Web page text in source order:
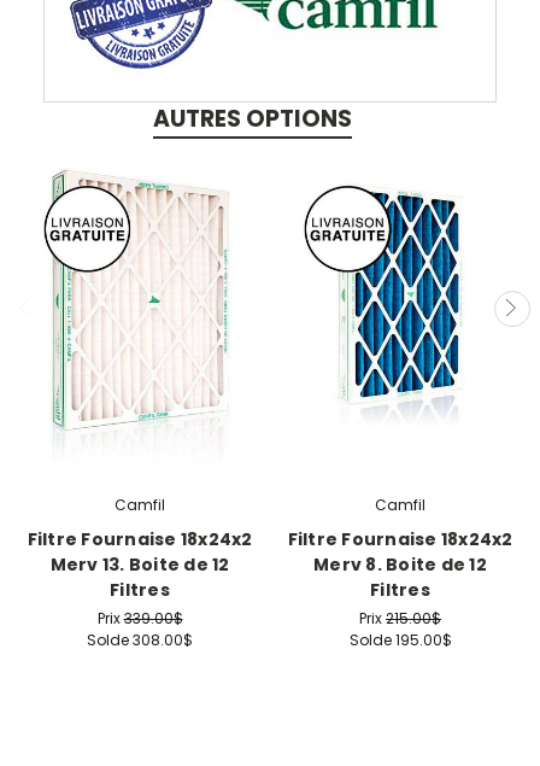
AUTRES OPTIONS
Camfil
Filtre Fournaise 18x24x2
Merv 13. Boite de 12
Filtres
Prix339.00$
Solde308.00$
Camfil
Filtre Fournaise 18x24x2
Merv 8. Boite de 12
Filtres
Prix215.00$
Solde195.00$